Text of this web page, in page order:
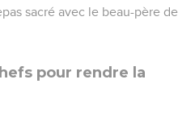
sacré avec le beau-père de
pour rendre la